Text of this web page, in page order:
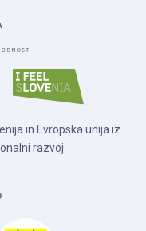
in Evropska unija iz
razvoj.